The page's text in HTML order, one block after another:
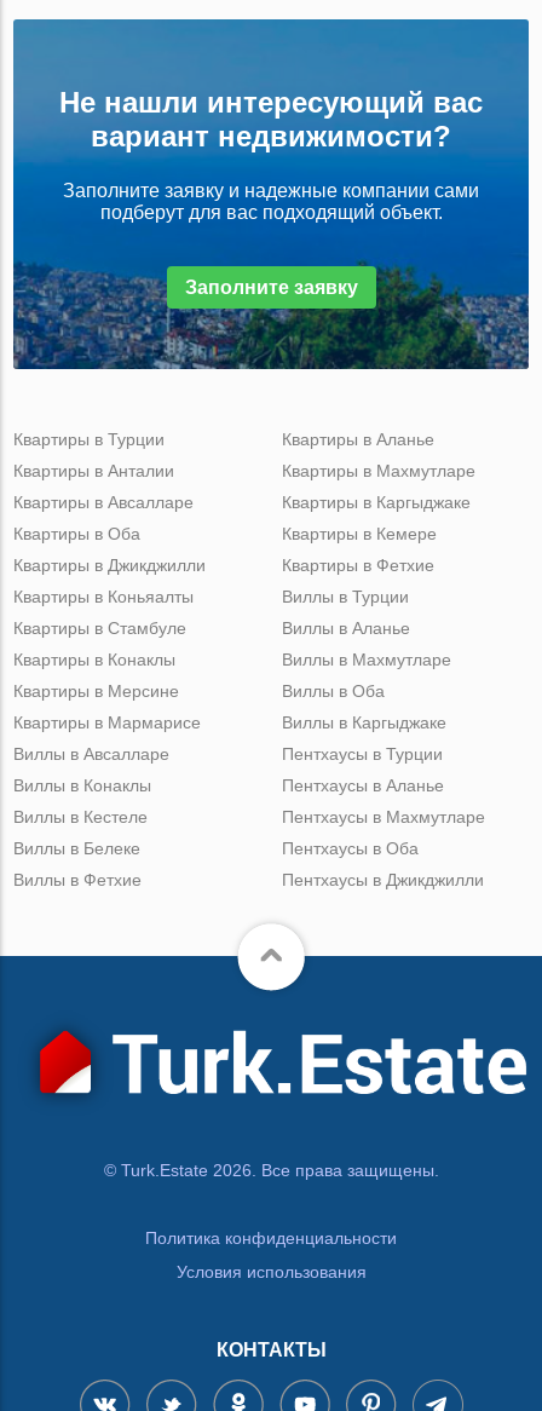
Не нашли интересующий вас
вариант недвижимости?
Заполните заявку и надежные компании сами
подберут для вас подходящий объект.
Заполните заявку
Квартиры в Турции
Квартиры в Анталии
Квартиры в Авсалларе
Квартиры в Оба
Квартиры в Джикджилли
Квартиры в Аланье
Квартиры в Махмутларе
Квартиры в Каргыджаке
Квартиры в Кемере
Квартиры в Фетхие
Квартиры в Коньяалты
Квартиры в Стамбуле
Квартиры в Конаклы
Квартиры в Мерсине
Квартиры в Мармарисе
Виллы в Турции
Виллы в Аланье
Виллы в Махмутларе
Виллы в Оба
Виллы в Каргыджаке
Виллы в Авсалларе
Виллы в Конаклы
Виллы в Кестеле
Виллы в Белеке
Виллы в Фетхие
Пентхаусы в Турции
Пентхаусы в Аланье
Пентхаусы в Махмутларе
Пентхаусы в Оба
Пентхаусы в Джикджилли
© Turk.Estate 2026. Все права защищены.
Политика конфиденциальности
Условия использования
КОНТАКТЫ